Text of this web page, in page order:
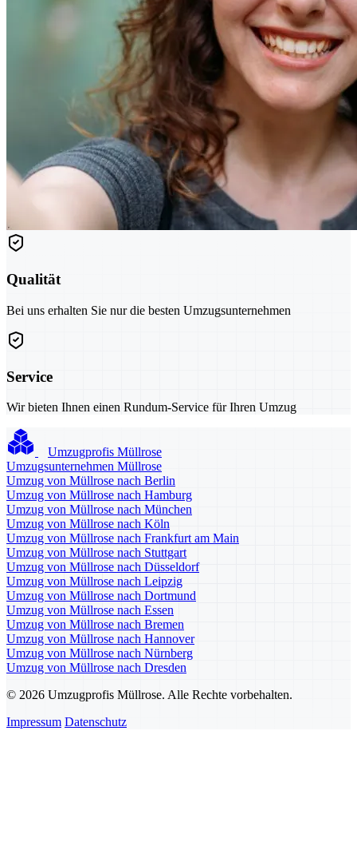
Qualität
Bei uns erhalten Sie nur die besten Umzugsunternehmen
Service
Wir bieten Ihnen einen Rundum-Service für Ihren Umzug
Umzugprofis Müllrose
Umzugsunternehmen Müllrose
Umzug von Müllrose nach Berlin
Umzug von Müllrose nach Hamburg
Umzug von Müllrose nach München
Umzug von Müllrose nach Köln
Umzug von Müllrose nach Frankfurt am Main
Umzug von Müllrose nach Stuttgart
Umzug von Müllrose nach Düsseldorf
Umzug von Müllrose nach Leipzig
Umzug von Müllrose nach Dortmund
Umzug von Müllrose nach Essen
Umzug von Müllrose nach Bremen
Umzug von Müllrose nach Hannover
Umzug von Müllrose nach Nürnberg
Umzug von Müllrose nach Dresden
© 2026 Umzugprofis Müllrose. Alle Rechte vorbehalten.
Impressum Datenschutz